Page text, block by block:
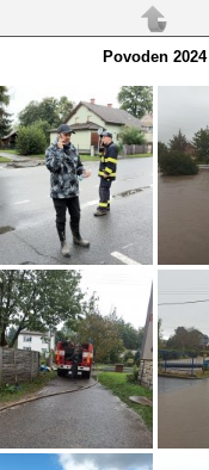
Povoden 2024